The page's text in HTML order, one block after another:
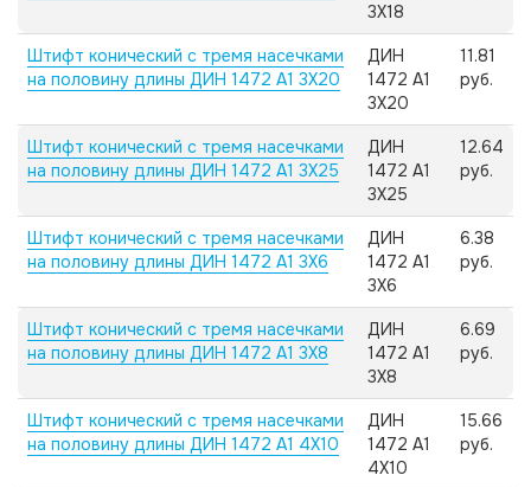
3X18
Штифт конический с тремя насечками
на половину длины ДИН 1472 А1 3X20
ДИН
1472 А1
3X20
11.81
руб.
Штифт конический с тремя насечками
на половину длины ДИН 1472 А1 3X25
ДИН
1472 А1
3X25
12.64
руб.
Штифт конический с тремя насечками
на половину длины ДИН 1472 А1 3X6
ДИН
1472 А1
3X6
6.38
руб.
Штифт конический с тремя насечками
на половину длины ДИН 1472 А1 3X8
ДИН
1472 А1
3X8
6.69
руб.
Штифт конический с тремя насечками
на половину длины ДИН 1472 А1 4X10
ДИН
1472 А1
4X10
15.66
руб.